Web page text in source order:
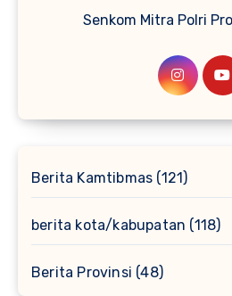
Senkom Mitra Polri
Berita Kamtibmas (121)
berita kota/kabupatan (118)
Berita Provinsi (48)